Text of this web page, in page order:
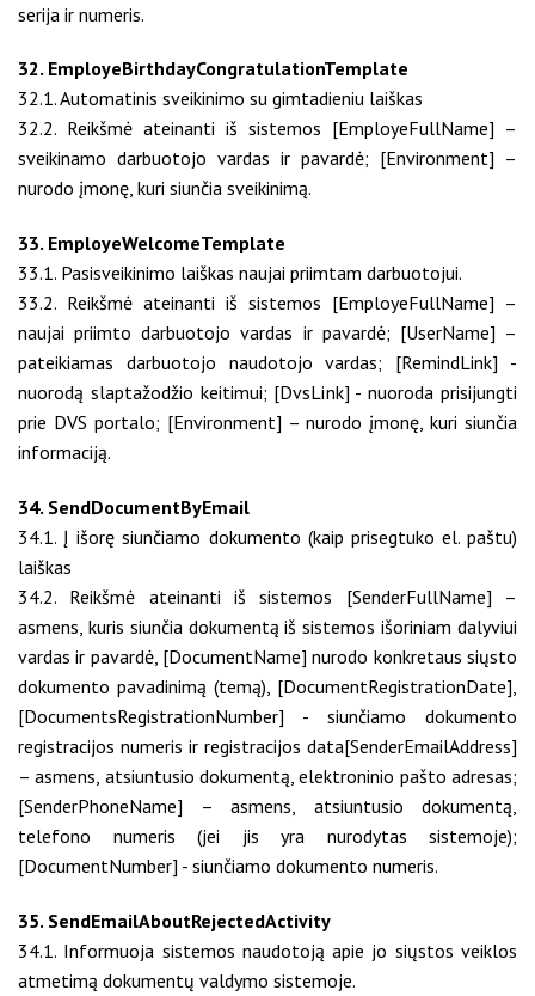
serija ir numeris.
32. EmployeBirthdayCongratulationTemplate
32.1. Automatinis sveikinimo su gimtadieniu laiškas
32.2. Reikšmė ateinanti iš sistemos [EmployeFullName] –
sveikinamo darbuotojo vardas ir pavardė; [Environment] –
nurodo įmonę, kuri siunčia sveikinimą.
33. EmployeWelcomeTemplate
33.1. Pasisveikinimo laiškas naujai priimtam darbuotojui.
33.2. Reikšmė ateinanti iš sistemos [EmployeFullName] –
naujai priimto darbuotojo vardas ir pavardė; [UserName] –
pateikiamas darbuotojo naudotojo vardas; [RemindLink] -
nuorodą slaptažodžio keitimui; [DvsLink] - nuoroda prisijungti
prie DVS portalo; [Environment] – nurodo įmonę, kuri siunčia
informaciją.
34. SendDocumentByEmail
34.1. Į išorę siunčiamo dokumento (kaip prisegtuko el. paštu)
laiškas
34.2. Reikšmė ateinanti iš sistemos [SenderFullName] –
asmens, kuris siunčia dokumentą iš sistemos išoriniam dalyviui
vardas ir pavardė, [DocumentName] nurodo konkretaus siųsto
dokumento pavadinimą (temą), [DocumentRegistrationDate],
[DocumentsRegistrationNumber] - siunčiamo dokumento
registracijos numeris ir registracijos data[SenderEmailAddress]
– asmens, atsiuntusio dokumentą, elektroninio pašto adresas;
[SenderPhoneName] – asmens, atsiuntusio dokumentą,
telefono numeris (jei jis yra nurodytas sistemoje);
[DocumentNumber] - siunčiamo dokumento numeris.
35. SendEmailAboutRejectedActivity
34.1. Informuoja sistemos naudotoją apie jo siųstos veiklos
atmetimą dokumentų valdymo sistemoje.